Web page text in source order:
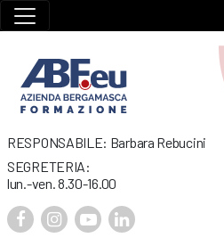
RESPONSABILE: Barbara Rebucini
SEGRETERIA:
lun.-ven. 8.30-16.00